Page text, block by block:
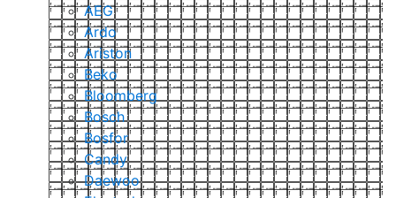
AEG
Ardo
Ariston
Beko
Bloomberg
Bosch
Bosfor
Candy
Daewoo